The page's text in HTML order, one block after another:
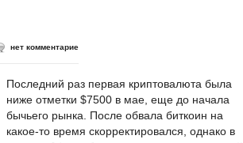
нет комментарие
Последний раз первая криптовалюта была
ниже отметки $7500 в мае, еще до начала
бычьего рынка. После обвала биткоин на
какое-то время скорректировался, однако в